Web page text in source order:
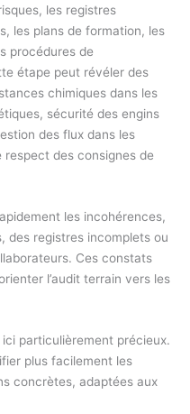
les registres
les plans de formation, les
procédures de
étape peut révéler des
chimiques dans les
sécurité des engins
des flux dans les
des consignes de
les incohérences,
des registres incomplets ou
Ces constats
l’audit terrain vers les
particulièrement précieux.
plus facilement les
concrètes, adaptées aux